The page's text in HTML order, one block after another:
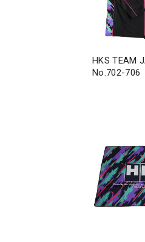
HKS TEAM
No.702-706